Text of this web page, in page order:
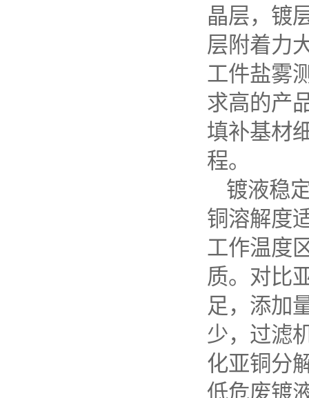
晶层，镀
层附着力
工件盐雾
求高的产
填补基材
程。
镀液稳
铜溶解度
工作温度
质。对比
足，添加
少，过滤
化亚铜分
低危废镀